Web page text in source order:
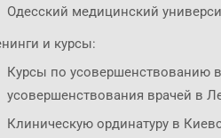
Одесский медицинский
и курсы:
Курсы по усовершенствованию
усовершенствования врачей в
Клиническую ординатуру в